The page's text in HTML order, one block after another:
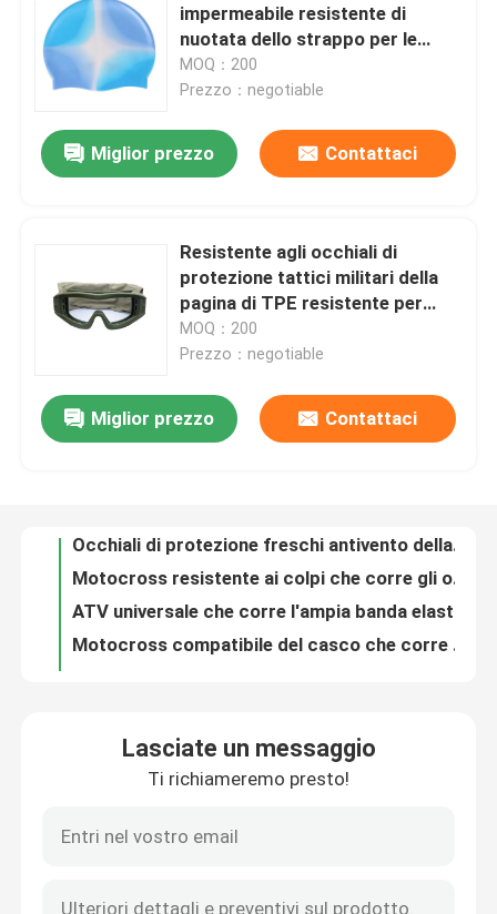
Circa noi
Contattici
Notizia
Richieda una citazione
Anti-Fog nuoto occhiali
Occhiali di protezione degli occhiali di protezione
impermeabile resistente di
nuotata dello strappo per le
donne e gli uomini
MOQ：200
Prezzo：negotiable
Miglior prezzo Contattaci
Resistente agli occhiali di
protezione tattici militari della
pagina di TPE resistente per
fucilazione / caccia
MOQ：200
Prezzo：negotiable
Miglior prezzo Contattaci
400 motocross UV di protezione che corrono gli anti vetri della bici della sporcizia della nebbia degli occhiali di protezione
Motocross compatibile del casco che corre gli occhiali di protezione con non la lente del PC della nebbia
Occhiali di protezione di guida di Off Road del motociclo della struttura degli occhiali di protezione TPU della bici professionale della sporcizia
Lasciate un messaggio
Ti richiameremo presto!